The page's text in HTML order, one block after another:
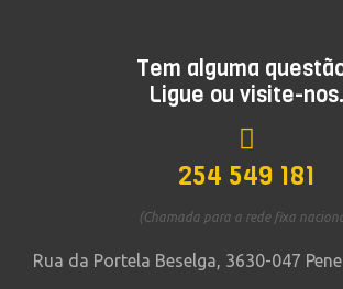
Tem alguma
Ligue ou visite-nos.
254 549 181
(Chamada para a rede fixa
Rua da Portela Beselga, 3630-047